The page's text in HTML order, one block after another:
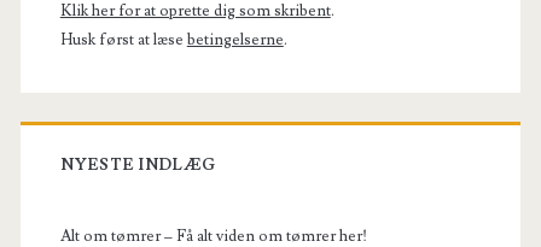
Klik her for at oprette dig som skribent.
Husk først at læse betingelserne.
NYESTE INDLÆG
Alt om tømrer – Få alt viden om tømrer her!